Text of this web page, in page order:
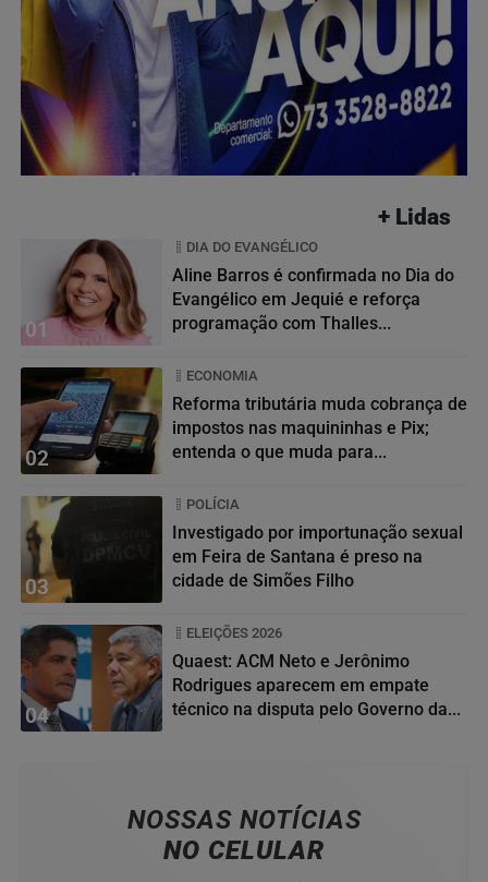
+ Lidas
01
DIA DO EVANGÉLICO
Aline Barros é confirmada no Dia do
Evangélico em Jequié e reforça
programação com Thalles...
02
ECONOMIA
Reforma tributária muda cobrança de
impostos nas maquininhas e Pix;
entenda o que muda para...
03
POLÍCIA
Investigado por importunação sexual
em Feira de Santana é preso na
cidade de Simões Filho
04
ELEIÇÕES 2026
Quaest: ACM Neto e Jerônimo
Rodrigues aparecem em empate
técnico na disputa pelo Governo da...
NOSSAS NOTÍCIAS
NO CELULAR